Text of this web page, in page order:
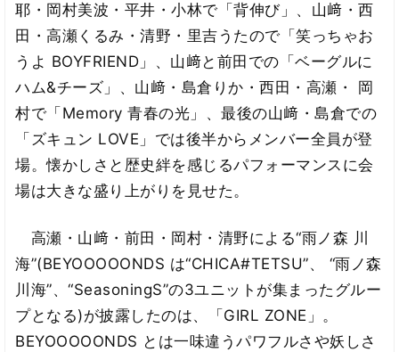
耶・岡村美波・平井・小林で「背伸び」、山﨑・西
田・高瀬くるみ・清野・里吉うたので「笑っちゃお
うよ BOYFRIEND」、山﨑と前田での「ベーグルに
ハム&チーズ」、山﨑・島倉りか・西田・高瀬・ 岡
村で「Memory 青春の光」、最後の山﨑・島倉での
「ズキュン LOVE」では後半からメンバー全員が登
場。懐かしさと歴史絆を感じるパフォーマンスに会
場は大きな盛り上がりを見せた。
高瀬・山﨑・前田・岡村・清野による“雨ノ森 川
海”(BEYOOOOONDS は“CHICA#TETSU”、 “雨ノ森
川海”、“SeasoningS”の3ユニットが集まったグルー
プとなる)が披露したのは、「GIRL ZONE」。
BEYOOOOONDS とは一味違うパワフルさや妖しさ